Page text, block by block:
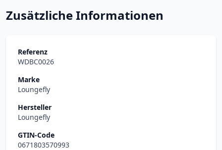
Zusätzliche Informationen
Referenz
WDBC0026
Marke
Loungefly
Hersteller
Loungefly
GTIN-Code
0671803570993